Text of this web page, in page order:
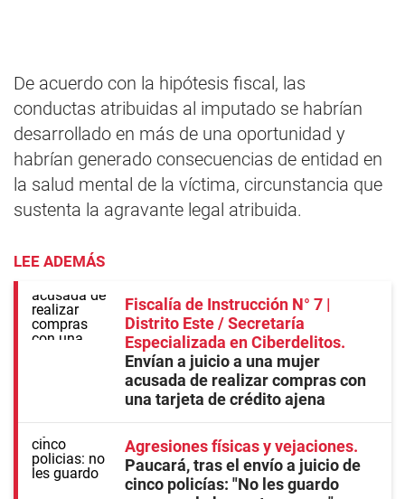
De acuerdo con la hipótesis fiscal, las
conductas atribuidas al imputado se habrían
desarrollado en más de una oportunidad y
habrían generado consecuencias de entidad en
la salud mental de la víctima, circunstancia que
sustenta la agravante legal atribuida.
LEE ADEMÁS
Fiscalía de Instrucción N° 7 |
Distrito Este / Secretaría
Especializada en Ciberdelitos
Envían a juicio a una mujer
acusada de realizar compras con
una tarjeta de crédito ajena
Agresiones físicas y vejaciones
Paucará, tras el envío a juicio de
cinco policías: "No les guardo